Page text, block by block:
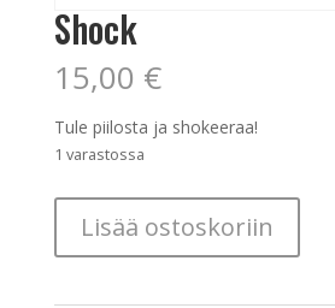
Shock
15,00 €
Tule piilosta ja shokeeraa!
1 varastossa
määräLisää ostoskoriin